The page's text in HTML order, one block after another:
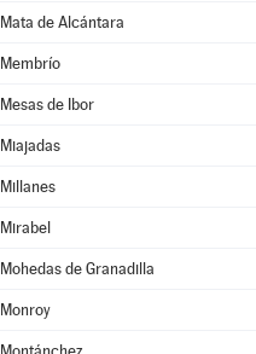
Mata de Alcántara
Membrío
Mesas de Ibor
Miajadas
Millanes
Mirabel
Mohedas de Granadilla
Monroy